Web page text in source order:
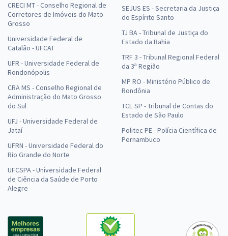
CRECI MT - Conselho Regional de
Corretores de Imóveis do Mato
Grosso
Universidade Federal de
Catalão - UFCAT
UFR - Universidade Federal de
Rondonópolis
CRA MS - Conselho Regional de
Administração do Mato Grosso
do Sul
UFJ - Universidade Federal de
Jataí
UFRN - Universidade Federal do
Rio Grande do Norte
UFCSPA - Universidade Federal
de Ciência da Saúde de Porto
Alegre
SEJUS ES - Secretaria da Justiça
do Espírito Santo
TJ BA - Tribunal de Justiça do
Estado da Bahia
TRF 3 - Tribunal Regional Federal
da 3ª Região
MP RO - Ministério Público de
Rondônia
TCE SP - Tribunal de Contas do
Estado de São Paulo
Politec PE - Polícia Científica de
Pernambuco